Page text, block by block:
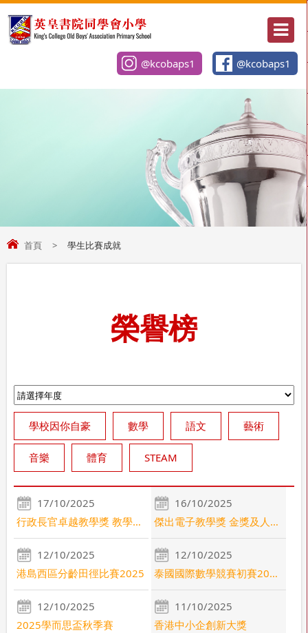
@kcobaps1
@kcobaps1
首頁 > 學生比賽成就
榮譽榜
學校因你自豪 數學 語文 藝術
音樂 體育 STEAM
17/10/2025
行政長官卓越教學獎 教學分享
16/10/2025
傑出電子教學獎 金獎及人工智能特別獎
12/10/2025
港島西區分齡田徑比賽2025
12/10/2025
泰國國際數學競賽初賽2025 - 2026
12/10/2025
2025學而思盃秋季賽
11/10/2025
香港中小企創新大獎